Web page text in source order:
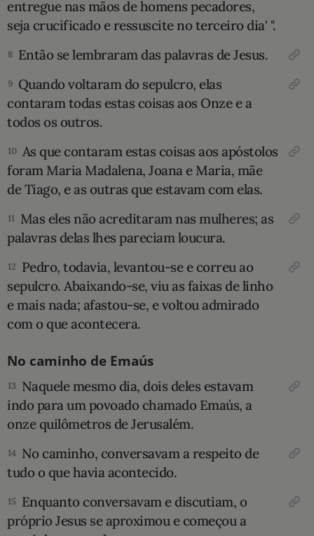
entregue nas mãos de homens pecadores,
seja crucificado e ressuscite no terceiro dia' ".
8 Então se lembraram das palavras de Jesus.
9 Quando voltaram do sepulcro, elas
contaram todas estas coisas aos Onze e a
todos os outros.
10 As que contaram estas coisas aos apóstolos
foram Maria Madalena, Joana e Maria, mãe
de Tiago, e as outras que estavam com elas.
11 Mas eles não acreditaram nas mulheres; as
palavras delas lhes pareciam loucura.
12 Pedro, todavia, levantou-se e correu ao
sepulcro. Abaixando-se, viu as faixas de linho
e mais nada; afastou-se, e voltou admirado
com o que acontecera.
No caminho de Emaús
13 Naquele mesmo dia, dois deles estavam
indo para um povoado chamado Emaús, a
onze quilômetros de Jerusalém.
14 No caminho, conversavam a respeito de
tudo o que havia acontecido.
15 Enquanto conversavam e discutiam, o
próprio Jesus se aproximou e começou a